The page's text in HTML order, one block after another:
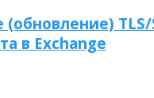
TLS/
в Exchange